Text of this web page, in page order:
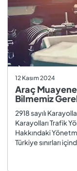
12 Kasım 2024
Araç
Bilmemiz
2918 sayılı
Karayolları Trafik
Hakkındaki
Türkiye sınırları
zorundadır. Araç